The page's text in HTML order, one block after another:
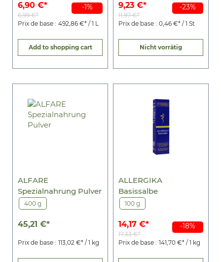
-1%
6,90 €*
6,99 €*
Prix de base : 492,86 €* / 1 L
Add to shopping cart
-23%
9,23 €*
11,97 €*
Prix de base : 0,46 €* / 1 St
Nicht vorrätig
ALFARE
Spezialnahrung Pulver
400 g
45,21 €*
Prix de base : 113,02 €* / 1 kg
-18%
ALLERGIKA
Basissalbe
100 g
14,17 €*
17,33 €*
Prix de base : 141,70 €* / 1 kg